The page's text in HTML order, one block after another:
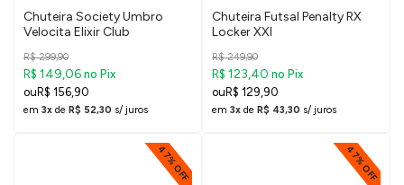
Chuteira Society Umbro
Velocita Elixir Club
R$ 299,90
R$ 149,06 no Pix
R$ 156,90
em 3x de R$ 52,30 s/ juros
Chuteira Futsal Penalty RX
Locker XXI
R$ 249,90
R$ 123,40 no Pix
R$ 129,90
em 3x de R$ 43,30 s/ juros
47% OFF 47% OFF